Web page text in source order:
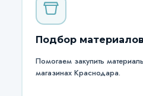
Подбор материалов
Помогаем закупить
магазинах Краснодара.